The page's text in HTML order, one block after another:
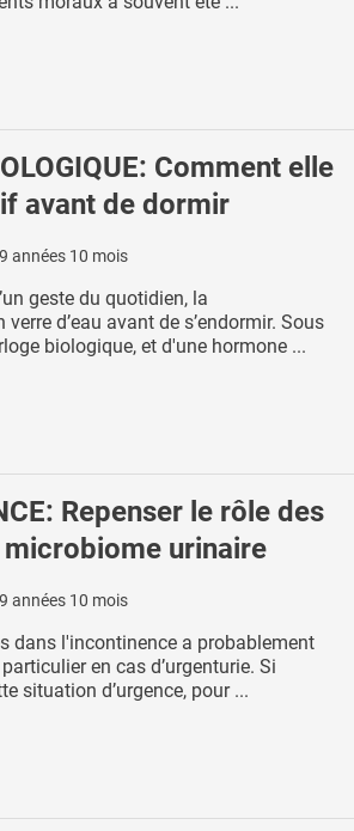
Comment elle
avant de dormir
9 années 10 mois
geste du quotidien, la
d’eau avant de s’endormir. Sous
biologique, et d'une hormone ...
Repenser le rôle des
microbiome urinaire
9 années 10 mois
dans l'incontinence a probablement
en cas d’urgenturie. Si
situation d’urgence, pour ...